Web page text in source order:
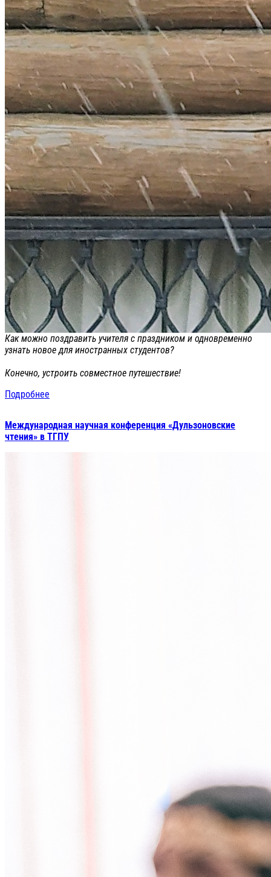
Как можно поздравить учителя с праздником и одновременно
узнать новое для иностранных студентов?
Конечно, устроить совместное путешествие!
Подробнее
Международная научная конференция «Дульзоновские
чтения» в ТГПУ